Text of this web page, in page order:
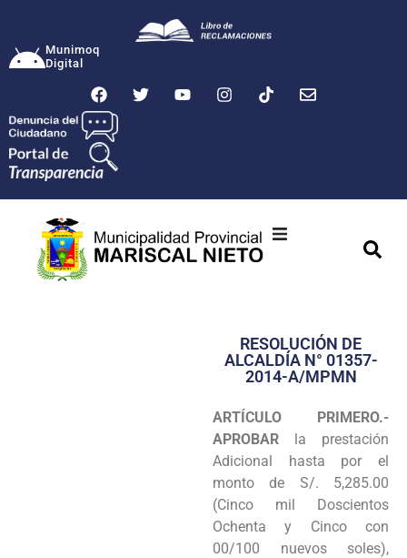
Munimoq
Digital
Transparencia
Programas
Intranet
RESOLUCIÓN DE
ALCALDÍA N° 01357-
2014-A/MPMN
ARTÍCULO PRIMERO.-
APROBAR la prestación
Adicional hasta por el
monto de S/. 5,285.00
(Cinco mil Doscientos
Ochenta y Cinco con
00/100 nuevos soles),